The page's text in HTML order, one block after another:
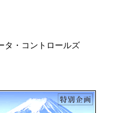
タ・コントロールズ